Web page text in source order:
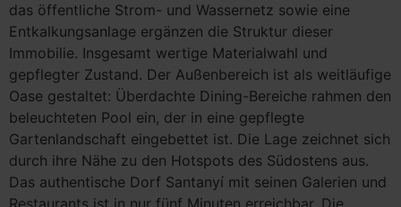
das öffentliche Strom- und Wassernetz sowie eine
Entkalkungsanlage ergänzen die Struktur dieser
Immobilie. Insgesamt wertige Materialwahl und
gepflegter Zustand. Der Außenbereich ist als weitläufige
Oase gestaltet: Überdachte Dining-Bereiche rahmen den
beleuchteten Pool ein, der in eine gepflegte
Gartenlandschaft eingebettet ist. Die Lage zeichnet sich
durch ihre Nähe zu den Hotspots des Südostens aus.
Das authentische Dorf Santanyí mit seinen Galerien und